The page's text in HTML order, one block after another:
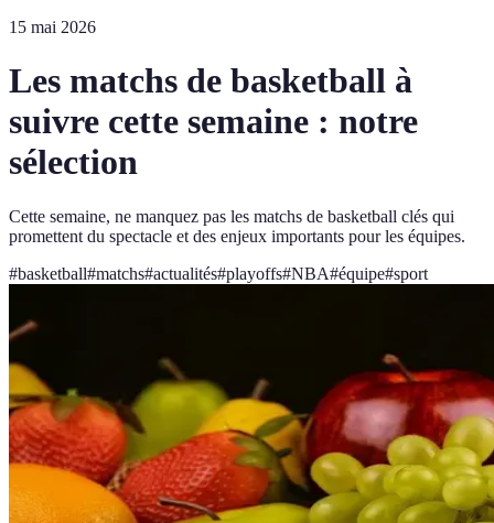
15 mai 2026
Les matchs de basketball à
suivre cette semaine : notre
sélection
Cette semaine, ne manquez pas les matchs de basketball clés qui
promettent du spectacle et des enjeux importants pour les équipes.
#basketball#matchs#actualités#playoffs#NBA#équipe#sport